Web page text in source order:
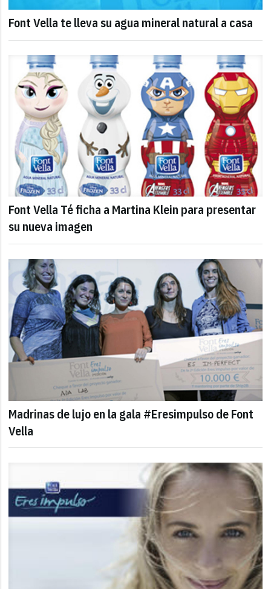
Font Vella te lleva su agua mineral natural a casa
Font Vella Té ficha a Martina Klein para presentar
su nueva imagen
Madrinas de lujo en la gala #Eresimpulso de Font
Vella